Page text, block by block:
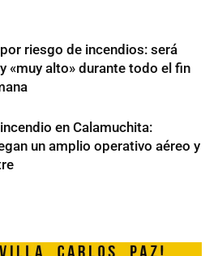
riesgo de incendios: será
«muy alto» durante todo el fin
en Calamuchita:
un amplio operativo aéreo y